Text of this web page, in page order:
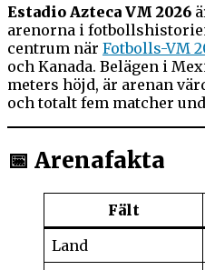
Estadio Azteca VM 2026
arenorna i
centrum när Fotbolls-VM
och Kanada. Belägen i
meters höjd, är arenan
och totalt fem matcher
📅 Arenafakta
Fält
Land